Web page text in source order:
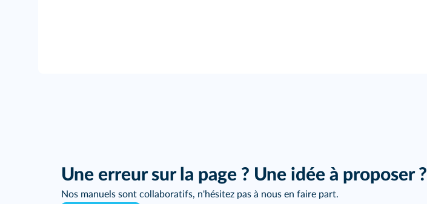
Une erreur sur la page ? Une idée à proposer ?
Nos manuels sont collaboratifs, n'hésitez pas à nous en faire part.